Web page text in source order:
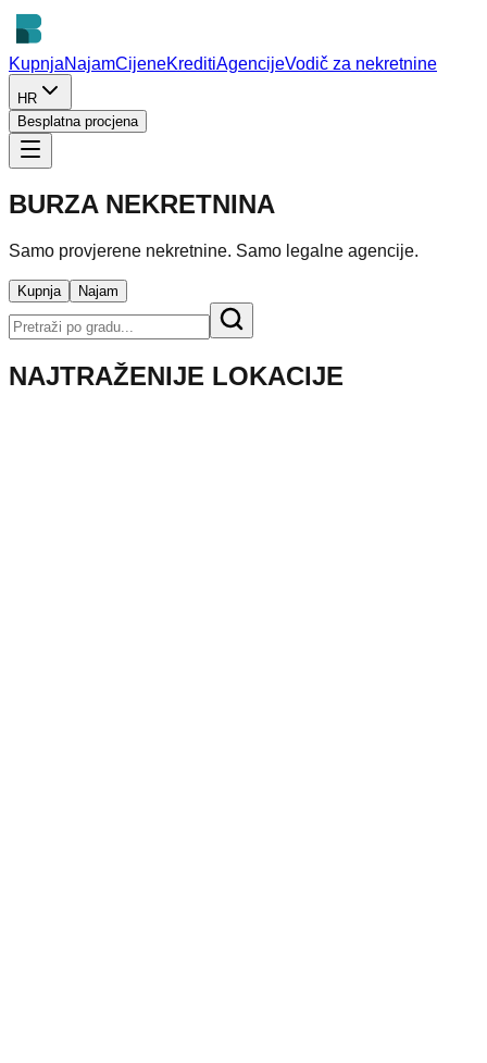
KupnjaNajamCijeneKreditiAgencijeVodič za nekretnine
HR
Besplatna procjena
BURZA NEKRETNINA
Samo provjerene nekretnine. Samo legalne agencije.
Kupnja Najam
NAJTRAŽENIJE LOKACIJE